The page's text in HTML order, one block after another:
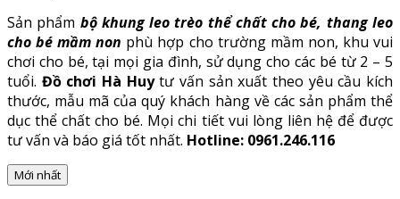
Sản phẩm bộ khung leo trèo thể chất cho bé, thang leo
cho bé mầm non phù hợp cho trường mầm non, khu vui
chơi cho bé, tại mọi gia đình, sử dụng cho các bé từ 2 – 5
tuổi. Đồ chơi Hà Huytư vấn sản xuất theo yêu cầu kích
thước, mẫu mã của quý khách hàng về các sản phẩm thể
dục thể chất cho bé. Mọi chi tiết vui lòng liên hệ để được
tư vấn và báo giá tốt nhất. Hotline: 0961.246.116
Mới nhất